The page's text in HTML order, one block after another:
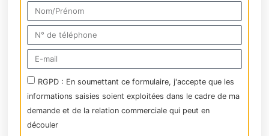
RGPD : En soumettant ce formulaire, j'accepte que les
informations saisies soient exploitées dans le cadre de ma
demande et de la relation commerciale qui peut en
découler